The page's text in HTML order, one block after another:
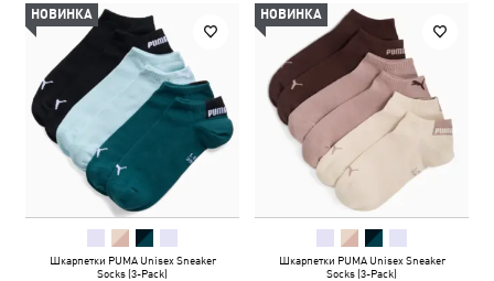
НОВИНКА
Шкарпетки PUMA Unisex Sneaker
Socks (3-Pack)
НОВИНКА
Шкарпетки PUMA Unisex Sneaker
Socks (3-Pack)